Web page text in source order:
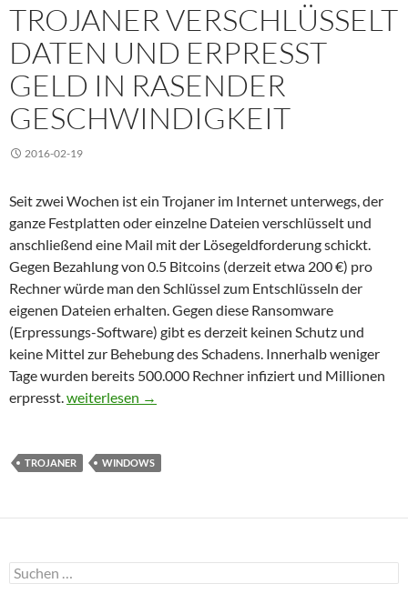
TROJANER VERSCHLÜSSELT
DATEN UND ERPRESST
GELD IN RASENDER
GESCHWINDIGKEIT
2016-02-19
Seit zwei Wochen ist ein Trojaner im Internet unterwegs, der
ganze Festplatten oder einzelne Dateien verschlüsselt und
anschließend eine Mail mit der Lösegeldforderung schickt.
Gegen Bezahlung von 0.5 Bitcoins (derzeit etwa 200 €) pro
Rechner würde man den Schlüssel zum Entschlüsseln der
eigenen Dateien erhalten. Gegen diese Ransomware
(Erpressungs-Software) gibt es derzeit keinen Schutz und
keine Mittel zur Behebung des Schadens. Innerhalb weniger
Tage wurden bereits 500.000 Rechner infiziert und Millionen
erpresst.Trojaner verschlüsselt Daten und erpresst Geld in
weiterlesen →
TROJANER WINDOWS
Suchen
nach: